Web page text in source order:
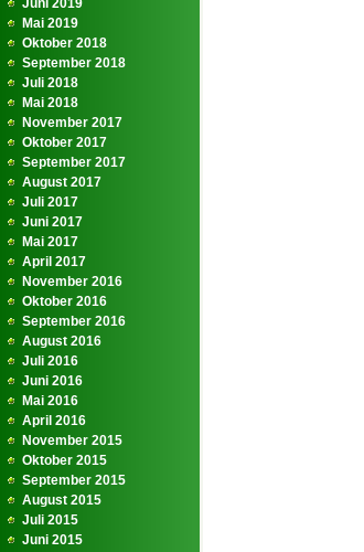
Juni 2019
Mai 2019
Oktober 2018
September 2018
Juli 2018
Mai 2018
November 2017
Oktober 2017
September 2017
August 2017
Juli 2017
Juni 2017
Mai 2017
April 2017
November 2016
Oktober 2016
September 2016
August 2016
Juli 2016
Juni 2016
Mai 2016
April 2016
November 2015
Oktober 2015
September 2015
August 2015
Juli 2015
Juni 2015